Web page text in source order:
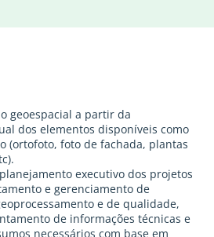
geoespacial a partir da
dos elementos disponíveis como
(ortofoto, foto de fachada, plantas
executivo dos projetos
e gerenciamento de
e de qualidade,
de informações técnicas e
necessários com base em